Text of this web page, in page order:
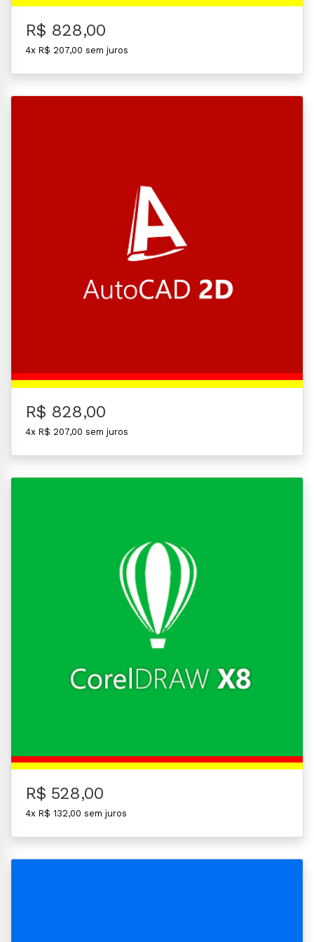
R$ 828,00
4x R$ 207,00 sem juros
R$ 828,00
4x R$ 207,00 sem juros
R$ 528,00
4x R$ 132,00 sem juros